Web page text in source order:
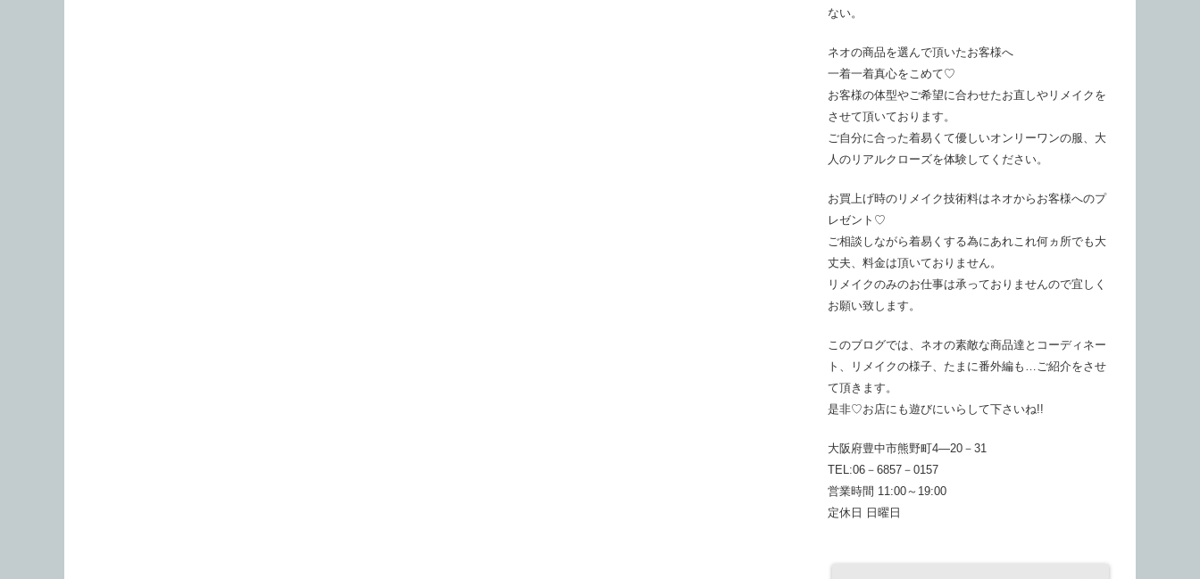
ない。
ネオの商品を選んで頂いたお客様へ
一着一着真心をこめて♡
お客様の体型やご希望に合わせたお直しやリメイクを
させて頂いております。
ご自分に合った着易くて優しいオンリーワンの服、大
人のリアルクローズを体験してください。
お買上げ時のリメイク技術料はネオからお客様へのプ
レゼント♡
ご相談しながら着易くする為にあれこれ何ヵ所でも大
丈夫、料金は頂いておりません。
リメイクのみのお仕事は承っておりませんので宜しく
お願い致します。
このブログでは、ネオの素敵な商品達とコーディネー
ト、リメイクの様子、たまに番外編も…ご紹介をさせ
て頂きます。
是非♡お店にも遊びにいらして下さいね!!
大阪府豊中市熊野町4―20－31
TEL:06－6857－0157
営業時間 11:00～19:00
定休日 日曜日